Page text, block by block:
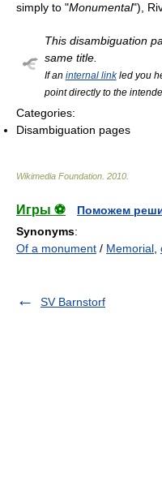
simply to "Monumental"),
This disambiguation
same title.
If an internal linkled you
point directly to the
Categories:
Disambiguation pages
Wikimedia Foundation 2010
Игры ⚽
Поможем
Synonyms:
Of a monument / Memorial
SV Barnstorf